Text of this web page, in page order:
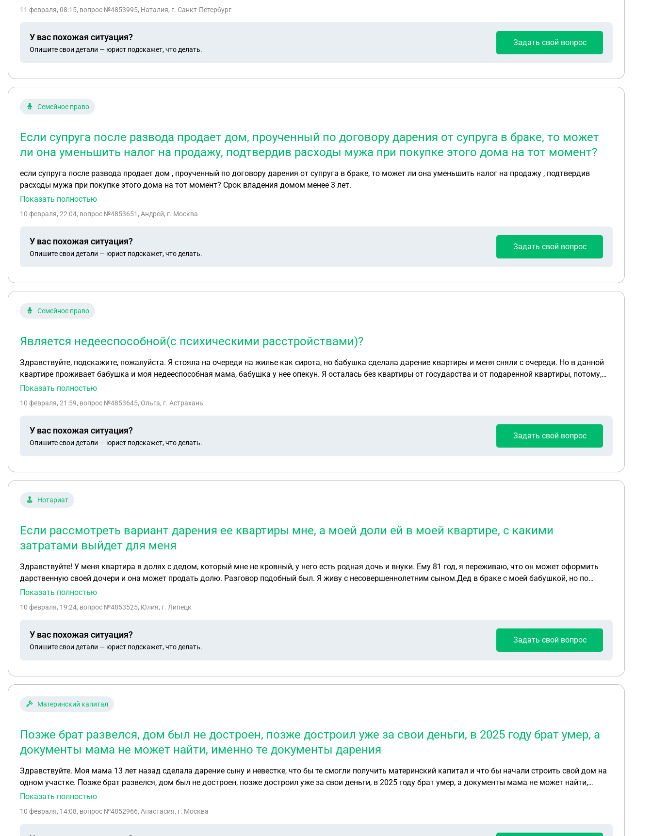
11 февраля, 08:15, вопрос №4853995, Наталия, г. Санкт-Петербург
У вас похожая ситуация?
Опишите свои детали — юрист подскажет, что делать.
Задать свой вопрос
Семейное право
Если супруга после развода продает дом, проученный по договору дарения от супруга в браке, то может
ли она уменьшить налог на продажу, подтвердив расходы мужа при покупке этого дома на тот момент?
если супруга после развода продает дом , проученный по договору дарения от супруга в браке, то может ли она уменьшить налог на продажу , подтвердив
расходы мужа при покупке этого дома на тот момент? Срок владения домом менее 3 лет.
Показать полностью
10 февраля, 22:04, вопрос №4853651, Андрей, г. Москва
У вас похожая ситуация?
Опишите свои детали — юрист подскажет, что делать.
Задать свой вопрос
Семейное право
Является недееспособной(с психическими расстройствами)?
Здравствуйте, подскажите, пожалуйста. Я стояла на очереди на жилье как сирота, но бабушка сделала дарение квартиры и меня сняли с очереди. Но в данной
квартире проживает бабушка и моя недееспособная мама, бабушка у нее опекун. Я осталась без квартиры от государства и от подаренной квартиры, потому,
Показать полностью
10 февраля, 21:59, вопрос №4853645, Ольга, г. Астрахань
У вас похожая ситуация?
Опишите свои детали — юрист подскажет, что делать.
Задать свой вопрос
Нотариат
Если рассмотреть вариант дарения ее квартиры мне, а моей доли ей в моей квартире, с какими
затратами выйдет для меня
Здравствуйте! У меня квартира в долях с дедом, который мне не кровный, у него есть родная дочь и внуки. Ему 81 год, я переживаю, что он может оформить
дарственную своей дочери и она может продать долю. Разговор подобный был. Я живу с несовершеннолетним сыном.Дед в браке с моей бабушкой, но по
брачному договору, квартира в которой они проживают, считается непосредственно ее. Подскажите, пожалуйста, лучший путь решения проблемы и с более
квартире, с какими затратами выйдет для меня!! ? Или еще варианты решения моего вопроса!?
Показать полностью
10 февраля, 19:24, вопрос №4853525, Юлия, г. Липецк
У вас похожая ситуация?
Опишите свои детали — юрист подскажет, что делать.
Задать свой вопрос
Материнский капитал
Позже брат развелся, дом был не достроен, позже достроил уже за свои деньги, в 2025 году брат умер, а
документы мама не может найти, именно те документы дарения
Здравствуйте. Моя мама 13 лет назад сделала дарение сыну и невестке, что бы те смогли получить материнский капитал и что бы начали строить свой дом на
одном участке. Позже брат развелся, дом был не достроен, позже достроил уже за свои деньги, в 2025 году брат умер, а документы мама не может найти,
именно те документы дарения. Подскажите пожалуйста как моей пожилой маме поступить в данной ситуации.
Показать полностью
10 февраля, 14:08, вопрос №4852966, Анастасия, г. Москва